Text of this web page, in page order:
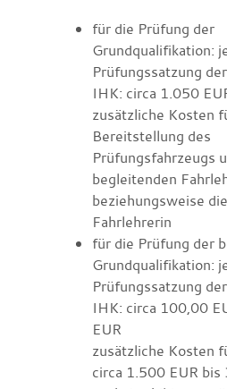
für die Prüfung der
Grundqualifikation:
Prüfungssatzung
IHK: circa 1.050
zusätzliche Kosten
Bereitstellung des
Prüfungsfahrzeugs
begleitenden
beziehungsweise
Fahrlehrerin
für die Prüfung der
Grundqualifikation:
Prüfungssatzung
IHK: circa 100,00
EUR
zusätzliche Kosten
circa 1.500 EUR bis